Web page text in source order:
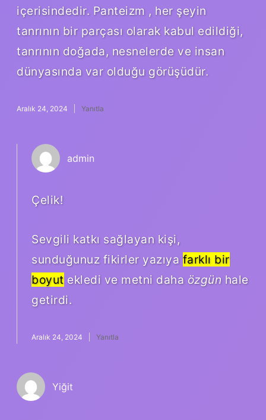
içerisindedir. Panteizm , her şeyin
tanrının bir parçası olarak kabul edildiği,
tanrının doğada, nesnelerde ve insan
dünyasında var olduğu görüşüdür.
Aralık 24, 2024 Yanıtla
admin
Çelik!
Sevgili katkı sağlayan kişi,
sunduğunuz fikirler yazıya farklı bir
boyut ekledi ve metni daha özgünhale
getirdi.
Aralık 24, 2024 Yanıtla
Yiğit